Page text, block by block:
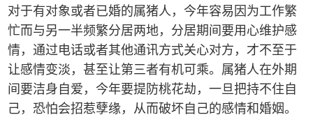
对于有对象或者已婚的属猪人，今年容易因为工作繁
忙而与另一半频繁分居两地，分居期间要用心维护感
情，通过电话或者其他通讯方式关心对方，才不至于
让感情变淡，甚至让第三者有机可乘。属猪人在外期
间要洁身自爱，今年要提防桃花劫，一旦把持不住自
己，恐怕会招惹孽缘，从而破坏自己的感情和婚姻。